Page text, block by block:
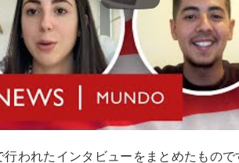
行われたインタビューをまとめたもの